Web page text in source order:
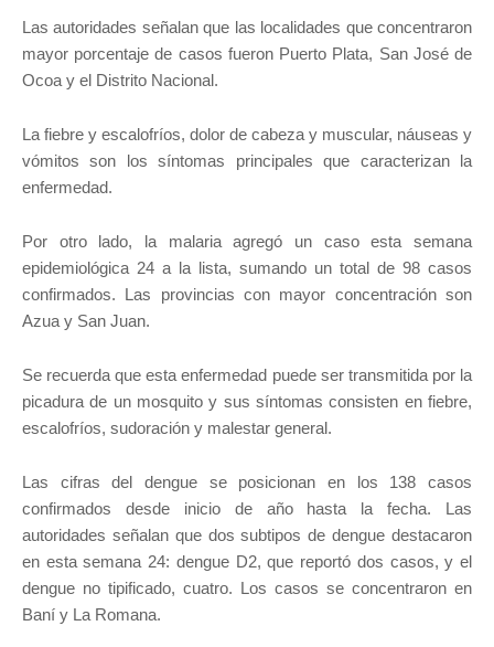
Las autoridades señalan que las localidades que concentraron
mayor porcentaje de casos fueron Puerto Plata, San José de
Ocoa y el Distrito Nacional.
La fiebre y escalofríos, dolor de cabeza y muscular, náuseas y
vómitos son los síntomas principales que caracterizan la
enfermedad.
Por otro lado, la malaria agregó un caso esta semana
epidemiológica 24 a la lista, sumando un total de 98 casos
confirmados. Las provincias con mayor concentración son
Azua y San Juan.
Se recuerda que esta enfermedad puede ser transmitida por la
picadura de un mosquito y sus síntomas consisten en fiebre,
escalofríos, sudoración y malestar general.
Las cifras del dengue se posicionan en los 138 casos
confirmados desde inicio de año hasta la fecha. Las
autoridades señalan que dos subtipos de dengue destacaron
en esta semana 24: dengue D2, que reportó dos casos, y el
dengue no tipificado, cuatro. Los casos se concentraron en
Baní y La Romana.